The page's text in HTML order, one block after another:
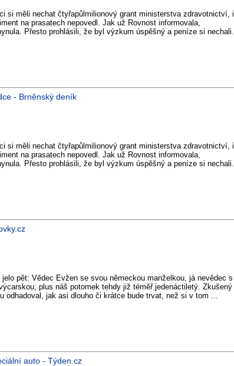
si měli nechat čtyřapůlmilionový grant ministerstva zdravotnictví, i
na prasatech nepovedl. Jak už Rovnost informovala,
Přesto prohlásili, že byl výzkum úspěšný a peníze si nechali.
- Brněnský deník
si měli nechat čtyřapůlmilionový grant ministerstva zdravotnictví, i
na prasatech nepovedl. Jak už Rovnost informovala,
Přesto prohlásili, že byl výzkum úspěšný a peníze si nechali.
jelo pět: Vědec Evžen se svou německou manželkou, já nevědec s
plus náš potomek tehdy již téměř jedenáctiletý. Zkušený
odhadoval, jak asi dlouho či krátce bude trvat, než si v tom ...
auto - Týden.cz